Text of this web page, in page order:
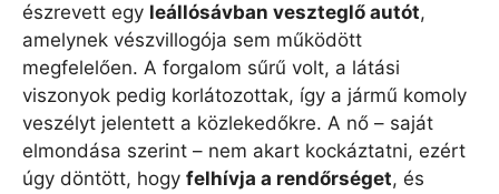
észrevett egy leállósávban veszteglő autót,
amelynek vészvillogója sem működött
megfelelően. A forgalom sűrű volt, a látási
viszonyok pedig korlátozottak, így a jármű komoly
veszélyt jelentett a közlekedőkre. A nő – saját
elmondása szerint – nem akart kockáztatni, ezért
úgy döntött, hogy felhívja a rendőrséget, és